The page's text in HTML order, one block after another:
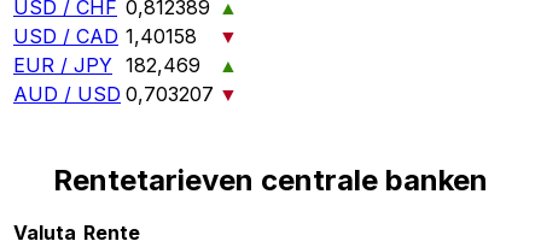
USD / CHF 0,812389 ▲
USD / CAD 1,40158
▼
EUR / JPY 182,469
▲
AUD / USD 0,703207 ▼
Rentetarieven centrale banken
Valuta Rente